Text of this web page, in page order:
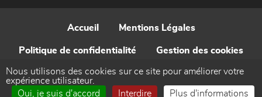
Accueil Mentions Légales
Politique de confidentialité Gestion des cookies
Contact
Nous utilisons des cookies sur ce site pour améliorer votre
expérience utilisateur.
Oui, je suis d'accord
Interdire Plus d'informations